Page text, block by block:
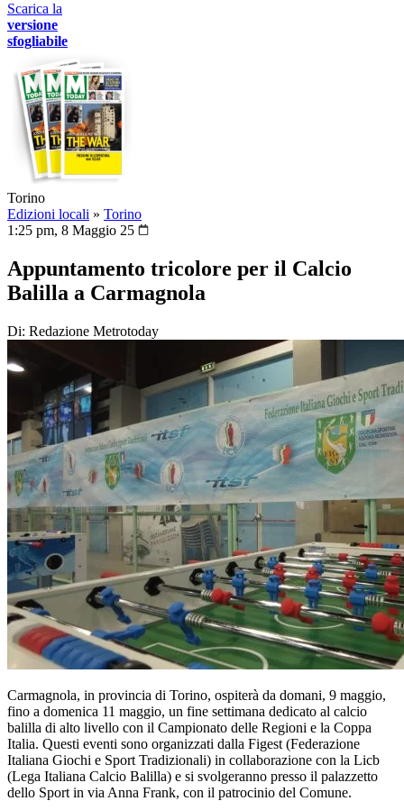
Scarica la
versione
sfogliabile
Torino
Edizioni locali » Torino
1:25 pm, 8 Maggio 25
Appuntamento tricolore per il Calcio
Balilla a Carmagnola
Di: Redazione Metrotoday
Carmagnola, in provincia di Torino, ospiterà da domani, 9 maggio,
fino a domenica 11 maggio, un fine settimana dedicato al calcio
balilla di alto livello con il Campionato delle Regioni e la Coppa
Italia. Questi eventi sono organizzati dalla Figest (Federazione
Italiana Giochi e Sport Tradizionali) in collaborazione con la Licb
(Lega Italiana Calcio Balilla) e si svolgeranno presso il palazzetto
dello Sport in via Anna Frank, con il patrocinio del Comune.